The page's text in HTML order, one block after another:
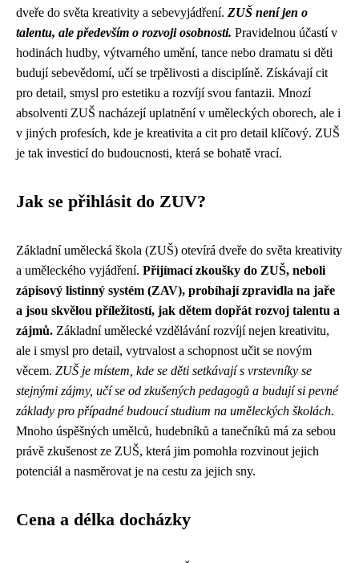
dveře do světa kreativity a sebevyjádření. ZUŠ není jen o
talentu, ale především o rozvoji osobnosti. Pravidelnou účastí v
hodinách hudby, výtvarného umění, tance nebo dramatu si děti
budují sebevědomí, učí se trpělivosti a disciplíně. Získávají cit
pro detail, smysl pro estetiku a rozvíjí svou fantazii. Mnozí
absolventi ZUŠ nacházejí uplatnění v uměleckých oborech, ale i
v jiných profesích, kde je kreativita a cit pro detail klíčový. ZUŠ
je tak investicí do budoucnosti, která se bohatě vrací.
Jak se přihlásit do ZUV?
Základní umělecká škola (ZUŠ) otevírá dveře do světa kreativity
a uměleckého vyjádření. Přijímací zkoušky do ZUŠ, neboli
zápisový listinný systém (ZAV), probíhají zpravidla na jaře
a jsou skvělou příležitostí, jak dětem dopřát rozvoj talentu a
zájmů. Základní umělecké vzdělávání rozvíjí nejen kreativitu,
ale i smysl pro detail, vytrvalost a schopnost učit se novým
věcem. ZUŠ je místem, kde se děti setkávají s vrstevníky se
stejnými zájmy, učí se od zkušených pedagogů a budují si pevné
základy pro případné budoucí studium na uměleckých školách.
Mnoho úspěšných umělců, hudebníků a tanečníků má za sebou
právě zkušenost ze ZUŠ, která jim pomohla rozvinout jejich
potenciál a nasměrovat je na cestu za jejich sny.
Cena a délka docházky